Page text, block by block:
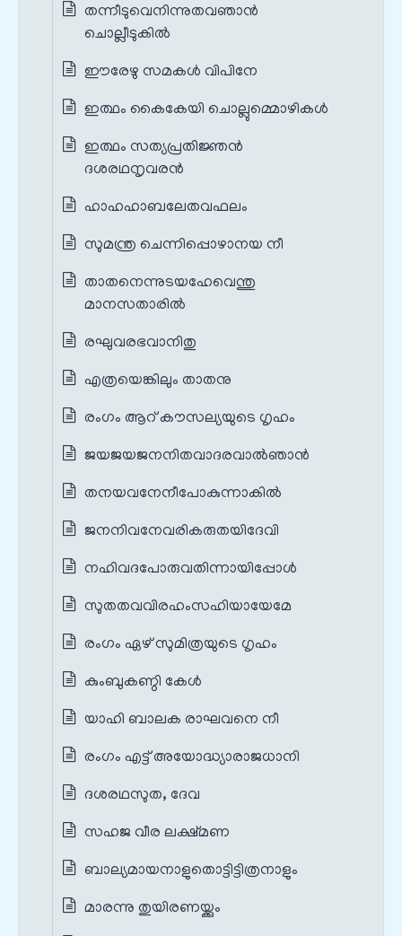
തന്നീടുവെനിന്നുതവഞാന്‍
ചൊല്ലീടുകില്‍
ഈരേഴു സമകള്‍ വിപിനേ
ഇത്ഥം കൈകേയി ചൊല്ലുമ്മൊഴികള്‍
ഇത്ഥം സത്യപ്രതിജ്ഞന്‍
ദശരഥനൃവരന്‍
ഹാഹഹാബലേതവഫലം
സുമന്ത്ര ചെന്നിപ്പൊഴാനയ നീ
താതനെന്നുടയഹേവെന്തു
മാനസതാരില്‍
രഘുവരഭവാനിതു
എത്രയെങ്കിലും താതനു
രംഗം ആറ് കൗസല്യയുടെ ഗൃഹം
ജയജയജനനിതവാദരവാല്‍ഞാന്‍
തനയവനേനീപോകുന്നാകില്‍
ജനനിവനേവരികരുതയിദേവി
നഹിവദപോരുവതിന്നായിപ്പോള്‍
സുതതവവിരഹംസഹിയായേമേ
രംഗം ഏഴ് സുമിത്രയുടെ ഗൃഹം
കുംബുകണ്ഠി കേൾ
യാഹി ബാലക രാഘവനെ നീ
രംഗം എട്ട് അയോദ്ധ്യാരാജധാനി
ദശരഥസുത, ദേവ
സഹജ വീര ലക്ഷ്മണ
ബാല്യമായനാളുതൊട്ടിട്ടിത്രനാളും
മാരന്നു തുയിരണയ്ക്കും